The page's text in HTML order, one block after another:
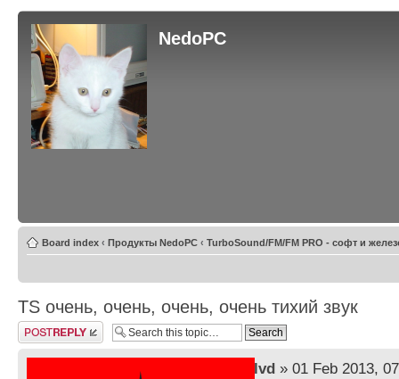
NedoPC
Board index ‹ Продукты NedoPC ‹ TurboSound/FM/FM PRO - софт и
TS очень, очень, очень, очень тихий звук
Post a reply
lvd» 01 Feb 2013,